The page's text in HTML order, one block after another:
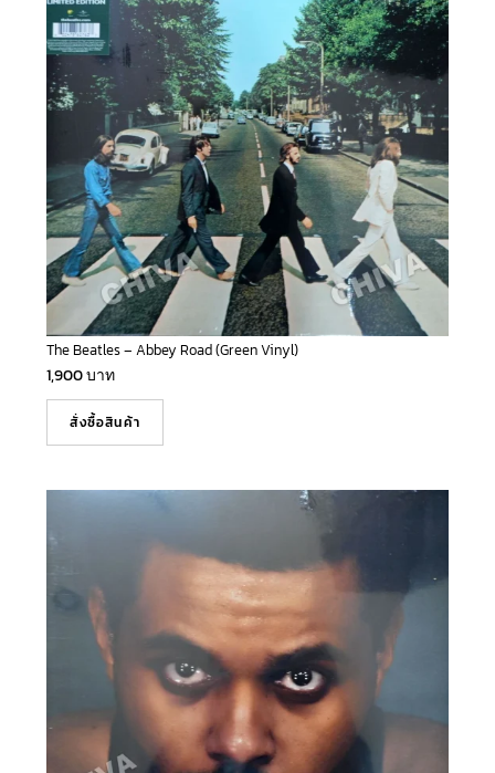
The Beatles – Abbey Road (Green Vinyl)
1,900บาท
สั่งซื้อสินค้า